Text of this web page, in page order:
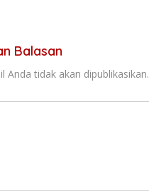
Balasan
Anda tidak akan dipublikasikan.